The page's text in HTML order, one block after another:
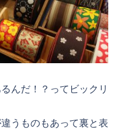
んだ！？ってビックリ
うものもあって裏と表